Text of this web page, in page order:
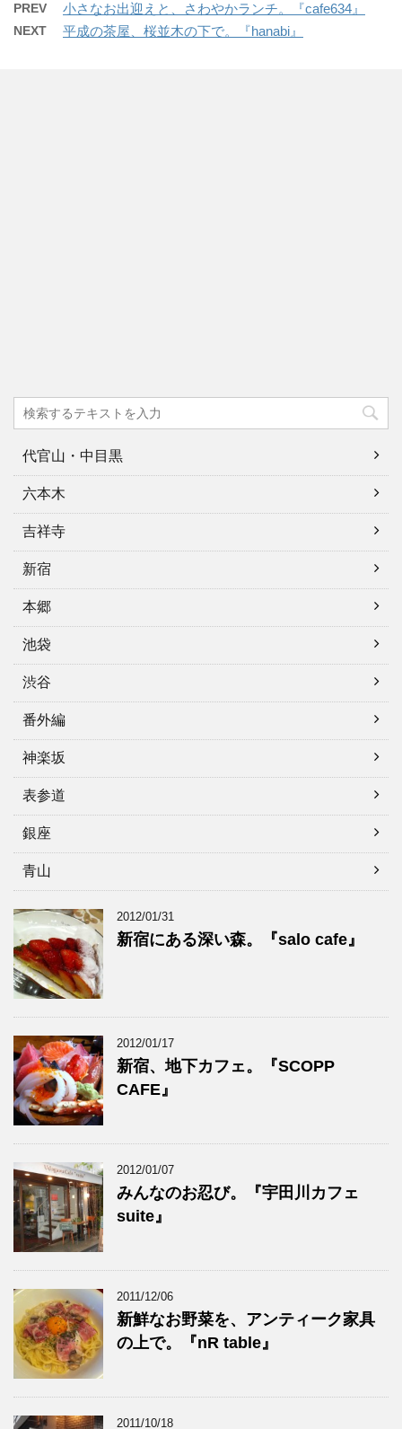
PREV 小さなお出迎えと、さわやかランチ。『cafe634』
NEXT 平成の茶屋、桜並木の下で。『hanabi』
代官山・中目黒
六本木
吉祥寺
新宿
本郷
池袋
渋谷
番外編
神楽坂
表参道
銀座
青山
2012/01/31
新宿にある深い森。『salo cafe』
2012/01/17
新宿、地下カフェ。『SCOPP
CAFE』
2012/01/07
みんなのお忍び。『宇田川カフェ
suite』
2011/12/06
新鮮なお野菜を、アンティーク家具
の上で。『nR table』
2011/10/18